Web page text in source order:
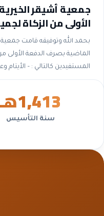
جمعية أشيقر
الأولى من الزكاة
لعام ٢٠٢٦م
بحمد الله وتوفيقه قامت جمعية
المستفيدين كالتالي : – الأيتام وعددهم (٨) بمبلغ وقدره...
1,413هـ
سنة التأسيس